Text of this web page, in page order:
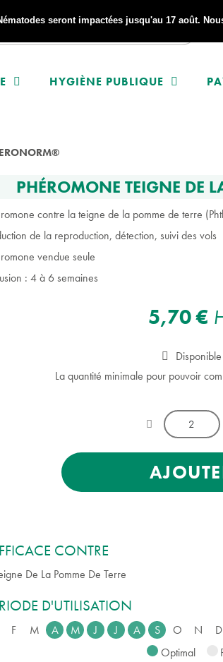
HYGIÈNE PUBLIQUE
PHÉROMONE TEIGNE DE
contre la teigne de la pomme de terre
de la reproduction, détection, suivi des vols
vendue seule
: 4 à 6 semaines
5,70 €
Disponible
La quantité minimale pour pouvoir
CONTRE
De La Pomme De Terre
D'UTILISATION
F M A M J J A S O N
D
Optimal
seront impactées jusqu'au 17 août.